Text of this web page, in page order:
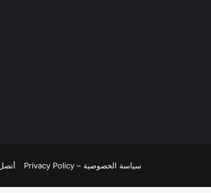
سياسة الخصوصية – Privacy Policy